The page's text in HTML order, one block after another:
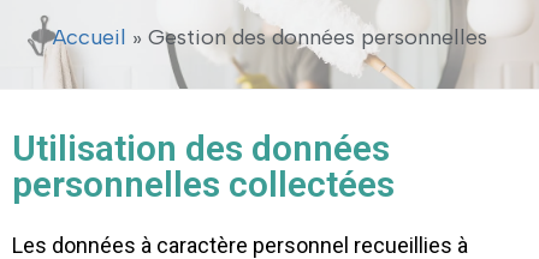
Accueil » Gestion des données personnelles
Utilisation des données
personnelles collectées
Les données à caractère personnel recueillies à